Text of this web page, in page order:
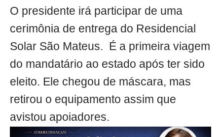
O presidente irá participar de uma
cerimônia de entrega do Residencial
Solar São Mateus. É a primeira viagem
do mandatário ao estado após ter sido
eleito. Ele chegou de máscara, mas
retirou o equipamento assim que
avistou apoiadores.